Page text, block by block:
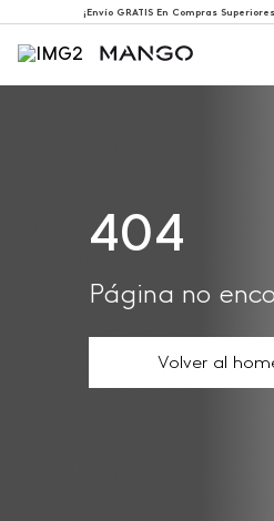
¡Envío GRATIS En Compras
404
Página no
Volver al